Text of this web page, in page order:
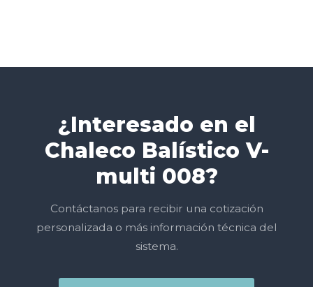
¿Interesado en el
Chaleco Balístico V-
multi 008?
Contáctanos para recibir una cotización
personalizada o más información técnica del
sistema.